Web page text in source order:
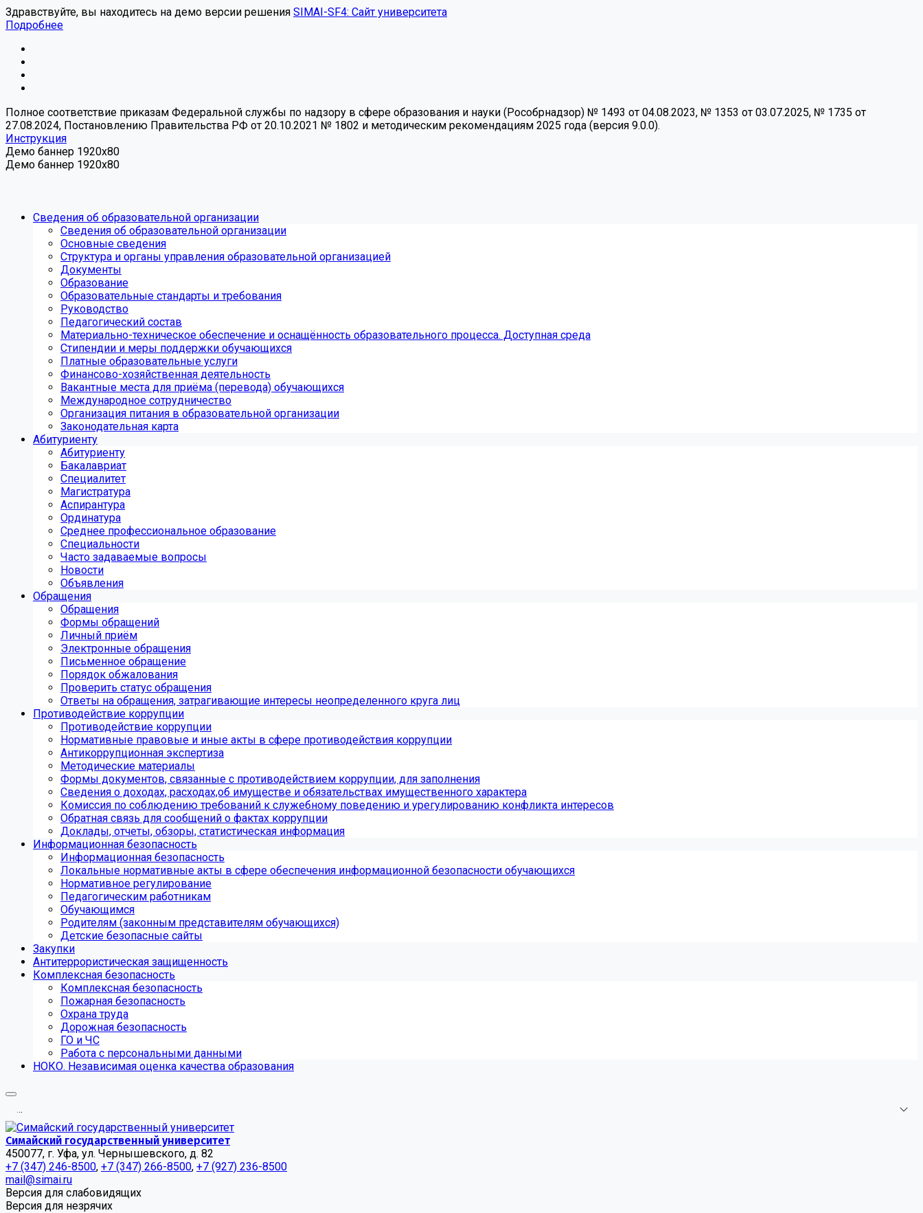
Здравствуйте, вы находитесь на демо версии решения SIMAI-SF4: Сайт университета
Подробнее
Полное соответствие приказам Федеральной службы по надзору в сфере образования и науки (Рособрнадзор) № 1493 от 04.08.2023, № 1353 от 03.07.2025, № 1735 от
27.08.2024, Постановлению Правительства РФ от 20.10.2021 № 1802 и методическим рекомендациям 2025 года (версия 9.0.0).
Инструкция
Демо баннер 1920x80
Демо баннер 1920x80
Сведения об образовательной организации
Сведения об образовательной организации
Основные сведения
Структура и органы управления образовательной организацией
Документы
Образование
Образовательные стандарты и требования
Руководство
Педагогический состав
Материально-техническое обеспечение и оснащённость образовательного процесса. Доступная среда
Стипендии и меры поддержки обучающихся
Платные образовательные услуги
Финансово-хозяйственная деятельность
Вакантные места для приёма (перевода) обучающихся
Международное сотрудничество
Организация питания в образовательной организации
Законодательная карта
Абитуриенту
Абитуриенту
Бакалавриат
Специалитет
Магистратура
Аспирантура
Ординатура
Среднее профессиональное образование
Специальности
Часто задаваемые вопросы
Новости
Объявления
Обращения
Обращения
Формы обращений
Личный приём
Электронные обращения
Письменное обращение
Порядок обжалования
Проверить статус обращения
Ответы на обращения, затрагивающие интересы неопределенного круга лиц
Противодействие коррупции
Противодействие коррупции
Нормативные правовые и иные акты в сфере противодействия коррупции
Антикоррупционная экспертиза
Методические материалы
Формы документов, связанные с противодействием коррупции, для заполнения
Сведения о доходах, расходах,об имуществе и обязательствах имущественного характера
Комиссия по соблюдению требований к служебному поведению и урегулированию конфликта интересов
Обратная связь для сообщений о фактах коррупции
Доклады, отчеты, обзоры, статистическая информация
Информационная безопасность
Информационная безопасность
Локальные нормативные акты в сфере обеспечения информационной безопасности обучающихся
Нормативное регулирование
Педагогическим работникам
Обучающимся
Родителям (законным представителям обучающихся)
Детские безопасные сайты
Закупки
Антитеррористическая защищенность
Комплексная безопасность
Комплексная безопасность
Пожарная безопасность
Охрана труда
Дорожная безопасность
ГО и ЧС
Работа с персональными данными
НОКО. Независимая оценка качества образования
...
Симайский государственный университет
450077, г. Уфа, ул. Чернышевского, д. 82
+7 (347) 246-8500, +7 (347) 266-8500, +7 (927) 236-8500
mail@simai.ru
Версия для слабовидящих
Версия для незрячих